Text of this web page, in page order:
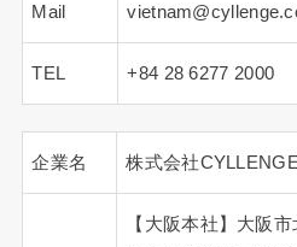
Mail
TEL +84 28 6277 2000
企業名 株式会社CYLLENGE
【大阪本社】大阪